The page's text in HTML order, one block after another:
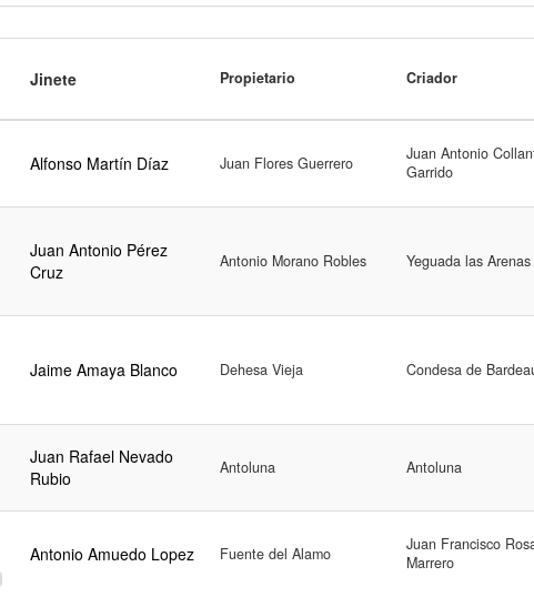
Jinete Propietario Criador
Alfonso Martín Díaz Juan Flores Guerrero
Juan Antonio
Garrido
Juan Antonio Pérez
Cruz
Antonio Morano Robles Yeguada las Arenas
Jaime Amaya Blanco Dehesa Vieja Condesa de
Juan Rafael Nevado
Rubio
Antoluna Antoluna
Antonio Amuedo Lopez Fuente del Alamo
Juan Francisco
Marrero